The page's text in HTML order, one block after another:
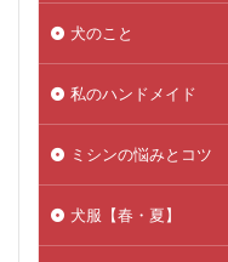
犬のこと
私のハンドメイド
ミシンの悩みとコツ
犬服【春・夏】